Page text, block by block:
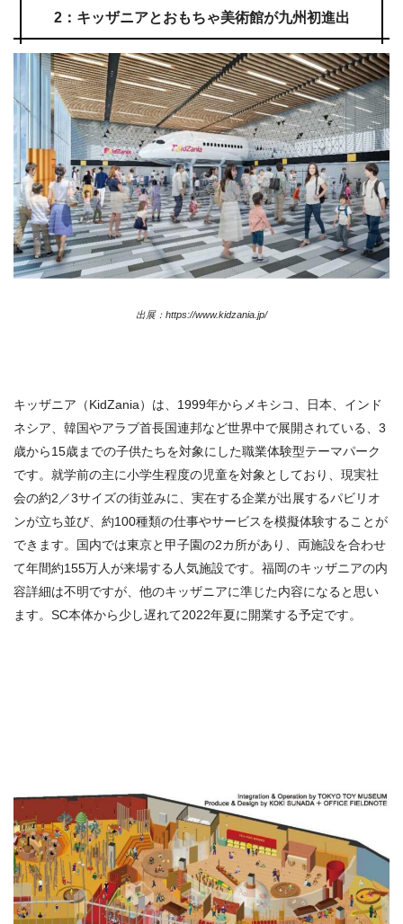
2：キッザニアとおもちゃ美術館が九州初進出
出展：https://www.kidzania.jp/
キッザニア（KidZania）は、1999年からメキシコ、日本、インド
ネシア、韓国やアラブ首長国連邦など世界中で展開されている、 3
歳から15歳までの子供たちを対象にした職業体験型テーマパーク
です。就学前の主に小学生程度の児童を対象としており、現実社
会の約2 ／3サイズの街並みに、実在する企業が出展するパビリオ
ンが立ち並び、約100種類の仕事やサービスを模擬体験することが
できます。国内では東京と甲子園の2カ所があり、両施設を合わせ
て年間約155万人が来場する人気施設です。福岡のキッザニアの内
容詳細は不明ですが、他のキッザニアに準じた内容になると思い
ます。SC本体から少し遅れて2022年夏に開業する予定です。